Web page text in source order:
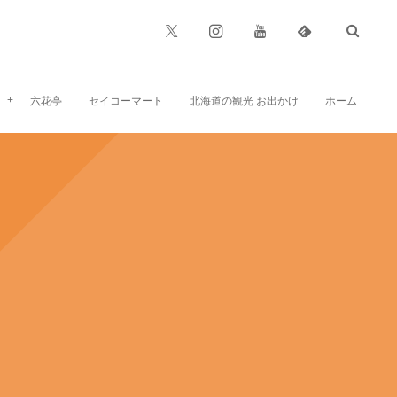
六花亭 セイコーマート 北海道の観光 お出かけ ホーム